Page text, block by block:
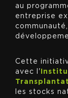
au
entreprise
Cette
avec l'
les stocks